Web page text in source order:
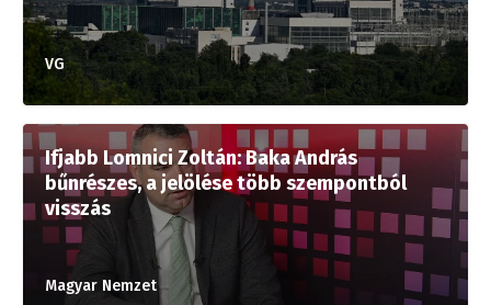
VG
Ifjabb Lomnici Zoltán: Baka András
bűnrészes, a jelölése több szempontból
visszás
Magyar Nemzet